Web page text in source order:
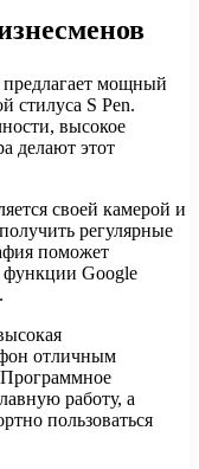
мощный
стилуса S Pen.
высокое
делают этот
своей камерой и
регулярные
поможет
функции Google
отличным
работу, а
пользоваться